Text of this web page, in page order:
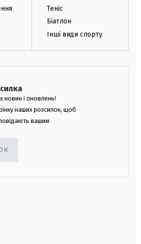
Теніс
Біатлон
Інші види спорту
новин і оновлень!
наших розсилок, щоб
вашим